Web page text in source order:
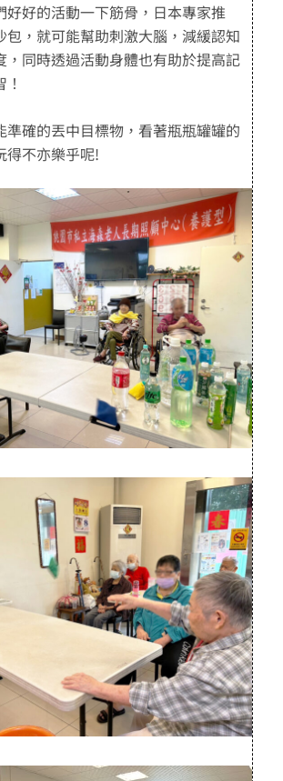
好好的活動一下筋骨，日本專家推
包，就可能幫助刺激大腦，減緩認知
，同時透過活動身體也有助於提高記
準確的丟中目標物，看著瓶瓶罐罐的
得不亦樂乎呢!